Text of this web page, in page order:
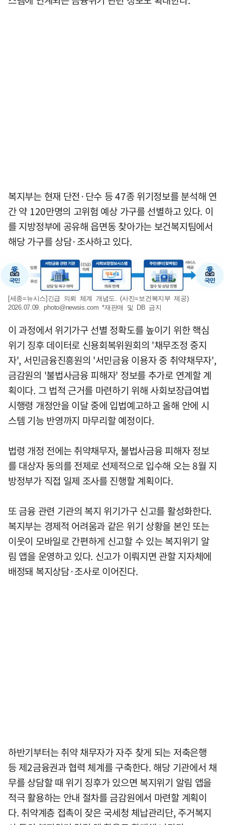
복지부는 현재 단전·단수 등 47종 위기정보를 분석해 연
간 약 120만명의 고위험 예상 가구를 선별하고 있다. 이
를 지방정부에 공유해 읍면동 찾아가는 보건복지팀에서
해당 가구를 상담·조사하고 있다.
[세종=뉴시스]긴급 의뢰 체계 개념도. (사진=보건복지부 제공)
2026.07.09.photo@newsis.com *재판매 및 DB 금지
이 과정에서 위기가구 선별 정확도를 높이기 위한 핵심
위기 징후 데이터로 신용회복위원회의 '채무조정 중지
자', 서민금융진흥원의 '서민금융 이용자 중 취약채무자',
금감원의 '불법사금융 피해자' 정보를 추가로 연계할 계
획이다. 그 법적 근거를 마련하기 위해 사회보장급여법
시행령 개정안을 이달 중에 입법예고하고 올해 안에 시
스템 기능 반영까지 마무리할 예정이다.
법령 개정 전에는 취약채무자, 불법사금융 피해자 정보
를 대상자 동의를 전제로 선제적으로 입수해 오는 8월 지
방정부가 직접 일제 조사를 진행할 계획이다.
또 금융 관련 기관의 복지 위기가구 신고를 활성화한다.
복지부는 경제적 어려움과 같은 위기 상황을 본인 또는
이웃이 모바일로 간편하게 신고할 수 있는 복지위기 알
림 앱을 운영하고 있다. 신고가 이뤄지면 관할 지자체에
배정돼 복지상담·조사로 이어진다.
하반기부터는 취약 채무자가 자주 찾게 되는 저축은행
등 제2금융권과 협력 체계를 구축한다. 해당 기관에서 채
무를 상담할 때 위기 징후가 있으면 복지위기 알림 앱을
적극 활용하는 안내 절차를 금감원에서 마련할 계획이
다. 취약계층 접촉이 잦은 국세청 체납관리단, 주거복지